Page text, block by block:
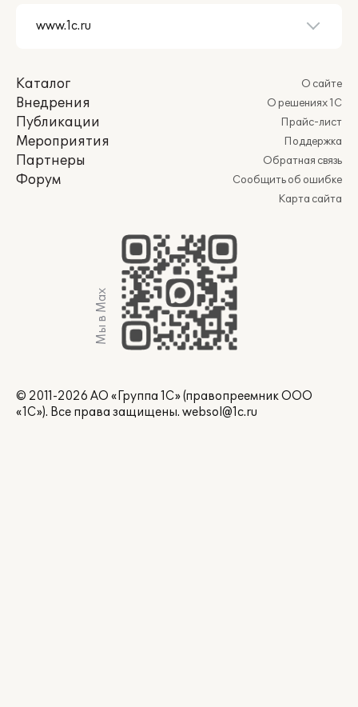
Каталог
Внедрения
Публикации
Мероприятия
Партнеры
Форум
О сайте
О решениях 1С
Прайс-лист
Поддержка
Обратная связь
Сообщить об ошибке
Карта сайта
Мы в Max
© 2011-2026 АО «Группа 1С» (правопреемник ООО
«1С»). Все права защищены. websol@1c.ru